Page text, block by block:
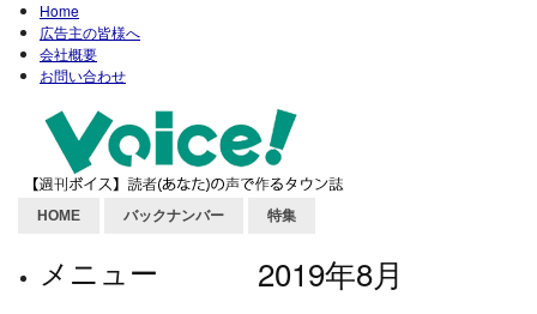
Home
広告主の皆様へ
会社概要
お問い合わせ
HOME バックナンバー 特集
メニュー
2019年8月